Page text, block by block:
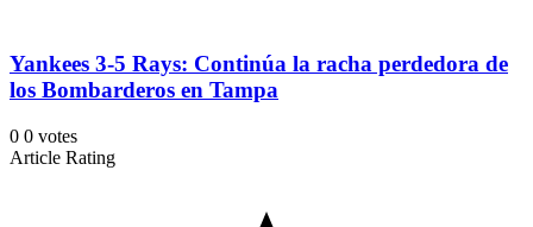
Yankees 3-5 Rays: Continúa la racha perdedora de
los Bombarderos en Tampa
0 0 votes
Article Rating